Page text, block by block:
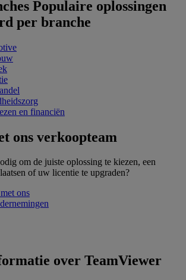
Populaire oplossingen
per branche
en financiën
ons verkoopteam
om de juiste oplossing te kiezen, een
of uw licentie te upgraden?
ons
over TeamViewer